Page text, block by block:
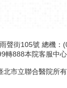
聲街105號 總機：
轉888本院客服中
北市立聯合醫院所